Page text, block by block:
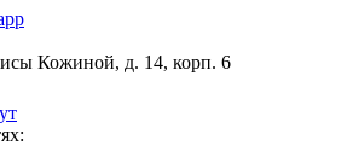
Кожиной, д. 14, корп. 6